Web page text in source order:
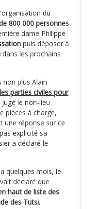
du
800 000 personnes
dame Philippe
puis déposer à
dans les prochains
plus Alain
parties civiles pour
le non-lieu
pièces à charge,
une réponse sur ce
explicité sa
a déclaré le
quelques mois, le
déclaré que
haut de liste des
des Tutsi.